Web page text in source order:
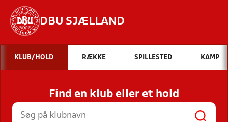
DBU SJÆLLAND
Hvad vil du søge efter?
INDHOLD OG NYHEDER
STILLINGER, RESULTATER, KLUBBER OG
HOLD
KLUB/HOLD RÆKKE SPILLESTED KAMP
Find en klub eller et hold